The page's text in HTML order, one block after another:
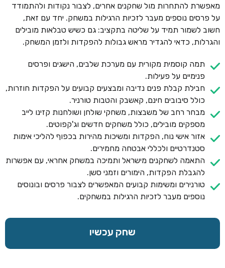
מאפשרת להתחרות מול שחקנים אחרים, לצבור נקודות ולהתמודד
על פרסים נוספים מעבר לזכיות הרגילות במשחק. יחד עם זאת,
חשוב לשמור תמיד על שליטה בתקציב: גם כשיש טבלאות מובילים
והגרלות, כדאי להגדיר מראש גבולות להפקדות ולזמן המשחק.
תמה קוסמית מקורית עם מערכת שלבים, הישגים ופרסים
פנימיים על פעילות.
חבילת קבלת פנים נדיבה ומבצעים קבועים על הפקדות חוזרות,
כולל סיבובים חינם, קאשבק והטבות טורניר.
מבחר רחב של משבצות, משחקי שולחן ושולחנות קזינו לייב
מספקים מובילים, כולל משחקים חדשים וג'קפוטים.
אזור אישי נוח, הפקדות ומשיכות מהירות בכפוף להליכי אימות
סטנדרטיים ולכללי אבטחה מחמירים.
התאמה לשחקנים מישראל ותמיכה במשחק אחראי, עם אפשרות
להגבלת הפקדות, הימורים וזמני סשן.
טורנירים ומשימות קבועים המאפשרים לצבור פרסים ובונוסים
נוספים מעבר לזכיות הרגילות במשחקים.
שחק עכשיו